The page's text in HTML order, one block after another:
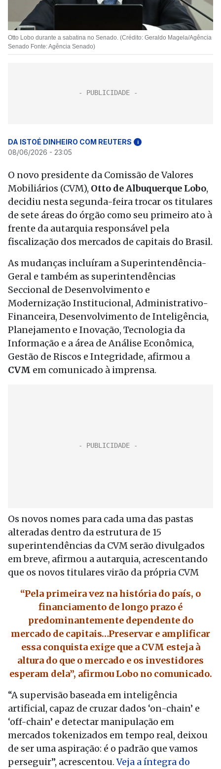
Otto Lobo durante a sabatina no Senado. (Crédito: Geraldo Magela/Agência
Senado Fonte: Agência Senado)
DA ISTOÉ DINHEIRO COM REUTERS i
08/06/2026 - 23:05
O novo presidente da Comissão de Valores
Mobiliários (CVM), Otto de Albuquerque Lobo,
decidiu nesta segunda-feira trocar os titulares
de sete áreas do órgão como seu primeiro ato à
frente da autarquia responsável pela
fiscalização dos mercados de capitais do Brasil.
As mudanças incluíram a Superintendência-
Geral e também as superintendências
Seccional de Desenvolvimento e
Modernização Institucional, Administrativo-
Financeira, Desenvolvimento de Inteligência,
Planejamento e Inovação, Tecnologia da
Informação e a área de Análise Econômica,
Gestão de Riscos e Integridade, afirmou a
CVM em comunicado à imprensa.
Os novos nomes para cada uma das pastas
alteradas dentro da estrutura de 15
superintendências da CVM serão divulgados
em breve, afirmou a autarquia, acrescentando
que os novos titulares virão da própria CVM
“Pela primeira vez na história do país, o
financiamento de longo prazo é
predominantemente dependente do
mercado de capitais…Preservar e amplificar
essa conquista exige que a CVM esteja à
altura do que o mercado e os investidores
esperam dela”, afirmou Lobo no comunicado.
“A supervisão baseada em inteligência
artificial, capaz de cruzar dados ‘on-chain’ e
‘off-chain’ e detectar manipulação em
mercados tokenizados em tempo real, deixou
de ser uma aspiração: é o padrão que vamos
perseguir”, acrescentou.Veja a íntegra do